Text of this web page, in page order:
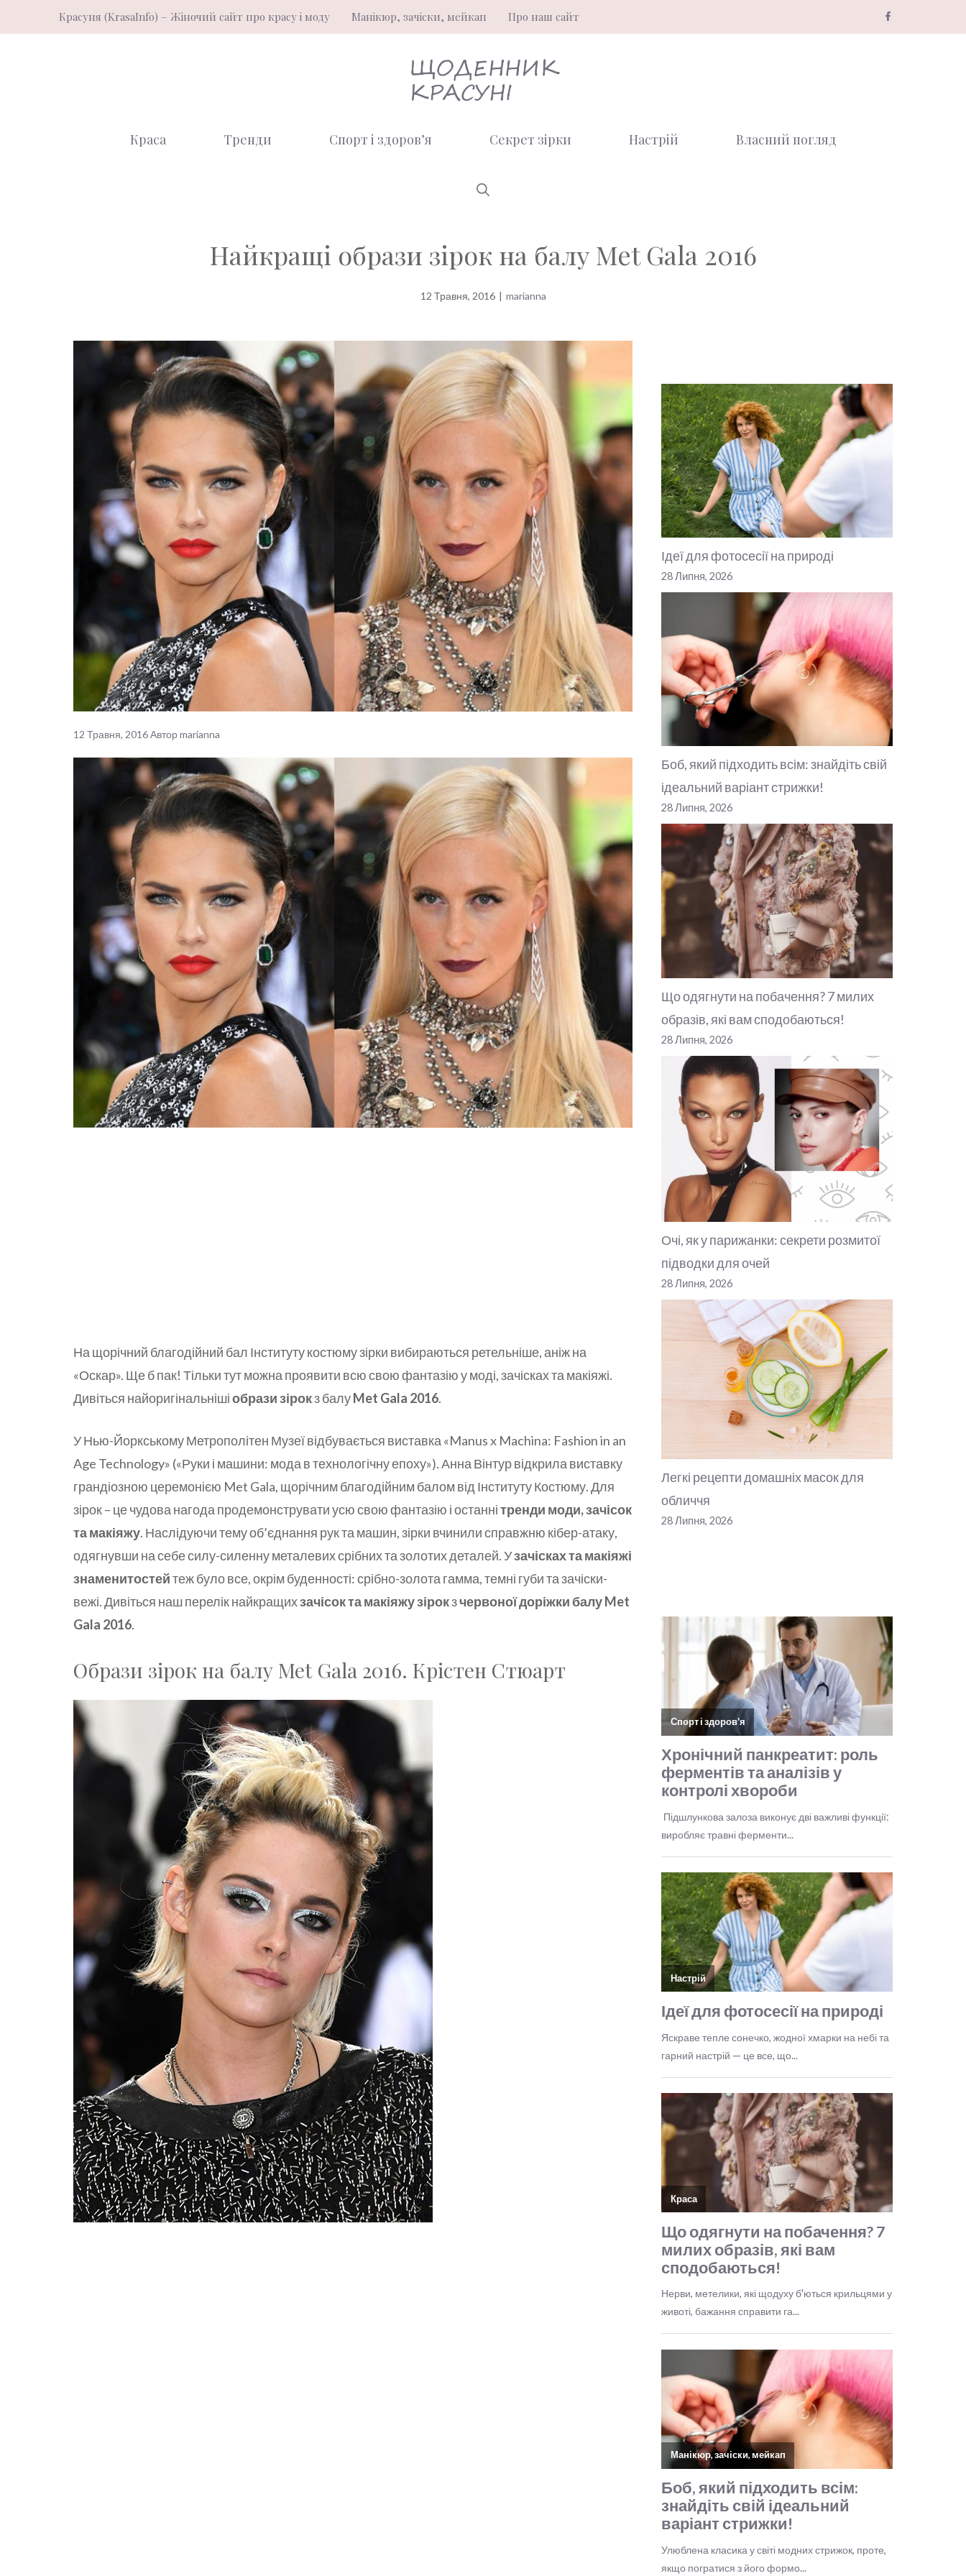
до
Красуня (KrasaInfo) – Жіночий сайт про красу і моду Манікюр, зачіски, мейкап Про наш сайт
Краса Тренди Спорт і здоров’я Секрет зірки Настрій Власний погляд
Найкращі образи зірок на балу Met Gala 2016
12 Травня, 2016 | marianna
12 Травня, 2016Авторmarianna
На щорічний благодійний бал Інституту костюму зірки вибираються ретельніше, аніж на
«Оскар». Ще б пак! Тільки тут можна проявити всю свою фантазію у моді, зачісках та макіяжі.
Дивіться найоригінальнішіобрази зірокз балуMet Gala 2016.
У Нью-Йоркському Метрополітен Музеї відбувається виставка «Manus x Machina: Fashion in an
Age Technology» («Руки і машини: мода в технологічну епоху»). Анна Вінтур відкрила виставку
грандіозною церемонією Met Gala, щорічним благодійним балом від Інституту Костюму. Для
зірок – це чудова нагода продемонструвати усю свою фантазію і останнітренди моди, зачісок
та макіяжу. Наслідуючи тему об’єднання рук та машин, зірки вчинили справжню кібер-атаку,
одягнувши на себе силу-силенну металевих срібних та золотих деталей. Узачісках та макіяжі
знаменитостейтеж було все, окрім буденності: срібно-золота гамма, темні губи та зачіски-
вежі. Дивіться наш перелік найкращихзачісок та макіяжу зірокзчервоної доріжки балу Met
Gala 2016.
Образи зірок на балу Met Gala 2016. Крістен Стюарт
Ідеї для фотосесії на природі
28 Липня, 2026
Боб, який підходить всім: знайдіть свій
ідеальний варіант стрижки!
28 Липня, 2026
Що одягнути на побачення? 7 милих
образів, які вам сподобаються!
28 Липня, 2026
Очі, як у парижанки: секрети розмитої
підводки для очей
28 Липня, 2026
Легкі рецепти домашніх масок для
обличчя
28 Липня, 2026